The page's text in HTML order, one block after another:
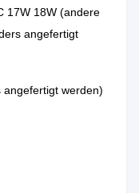
17W 18W (andere
angefertigt
werden)